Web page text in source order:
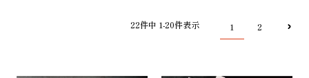
22件中 1-20件表示 1 2